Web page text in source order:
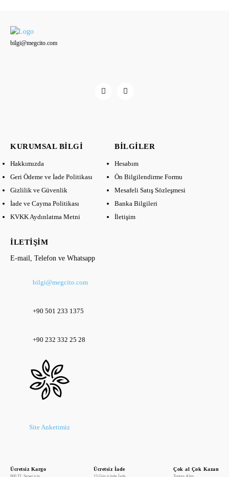
bilgi@megcito.com
KURUMSAL BILGI
Hakkımızda
Geri Ödeme ve İade Politikası
Gizlilik ve Güvenlik
İade ve Cayma Politikası
KVKK Aydınlatma Metni
BILGILER
Hesabım
Ön Bilgilendirme Formu
Mesafeli Satış Sözleşmesi
Banka Bilgileri
İletişim
İLETIŞIM
E-mail, Telefon ve Whatsapp
bilgi@megcito.com
+90 501 233 1375
+90 232 332 25 28
Site Anketimiz
Ücretsiz Kargo
900 TL Sepet için
Ücretsiz İade
15 Gün içinde İade
Çok al Çok Kazan
Toptan Alım